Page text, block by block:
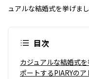
ュアルな結婚式を挙げまし
目次
カジュアルな結婚式
ポートするPIARYの